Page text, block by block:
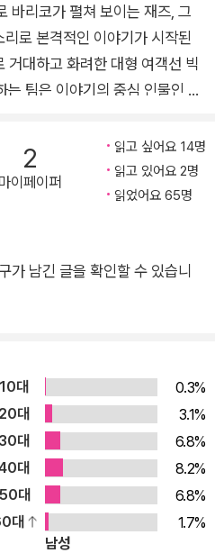
, 꿈의 실현과 같은 폭넓은 주제를
다. 연극과 영화에도 깊은 관심을
놀로그 《노베첸토》를 발표, 연극
라 1998년 주세페 토르나토레 감
<토템: 읽기, 소리, 수업>을 무대
집필은 물론 감독까지 맡은 영화
그 밖에도 부활한 예수를 알아보지
》(2009), 독창적인 발상과 서사 기
과 《새벽에 세 번》(2012),
발표하고 있다. 1994년 문우들과
를 창설, 젊은이들을 가르치고 있
는 욕망을 길들이고, 연주를 함으
. “난 불행을 무장해제했어. 내 욕
는 대사에서 알 수 있듯 노베첸토
하고, 실현될 수 없는 욕망과 관련
바리코가 펼쳐 보이는 재즈, 그
거대하고 화려한 대형 여객선 빅
팀은 이야기의 중심 인물인 노
탈리아어)’라는 이름을 얻은 아이.
없지만 노베첸토는 세상에서 가
노를 연주했고, 전설의 피아니스
육지로 나아가 부와 명성을 얻을
과 맞닥뜨리는 대신 배라는 유
상에서만 무한한 음악을 연주할
른 어느 날 전쟁으로 망가진 빅
폭파될 예정이라는 소식을 듣는
이야기도. 《노베첸토》
무대에 선 배우는 선상의 쇼를 이
을 펼치고, 이야기의 화자이자 트
의 삶을 서술하고, 노베첸토 자
’답게 호흡은 짧고 전개는 빠르
통해 인물의 내면을 진정성 있게
2
마이페이퍼
읽고 싶어요 14명
읽고 있어요 2명
읽었어요 65명
가 남긴 글을 확인할 수 있습니
10대
0.3%
20대
3.1%
30대
6.8%
대
8.2%
50대
6.8%
대
1.7%
남성